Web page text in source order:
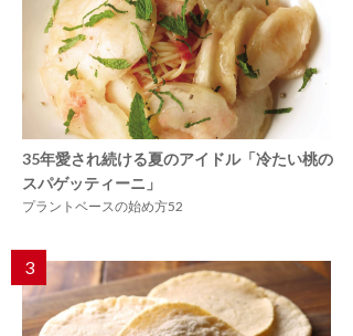
35年愛され続ける夏のアイドル「冷たい桃の
スパゲッティーニ」
プラントベースの始め方52
3